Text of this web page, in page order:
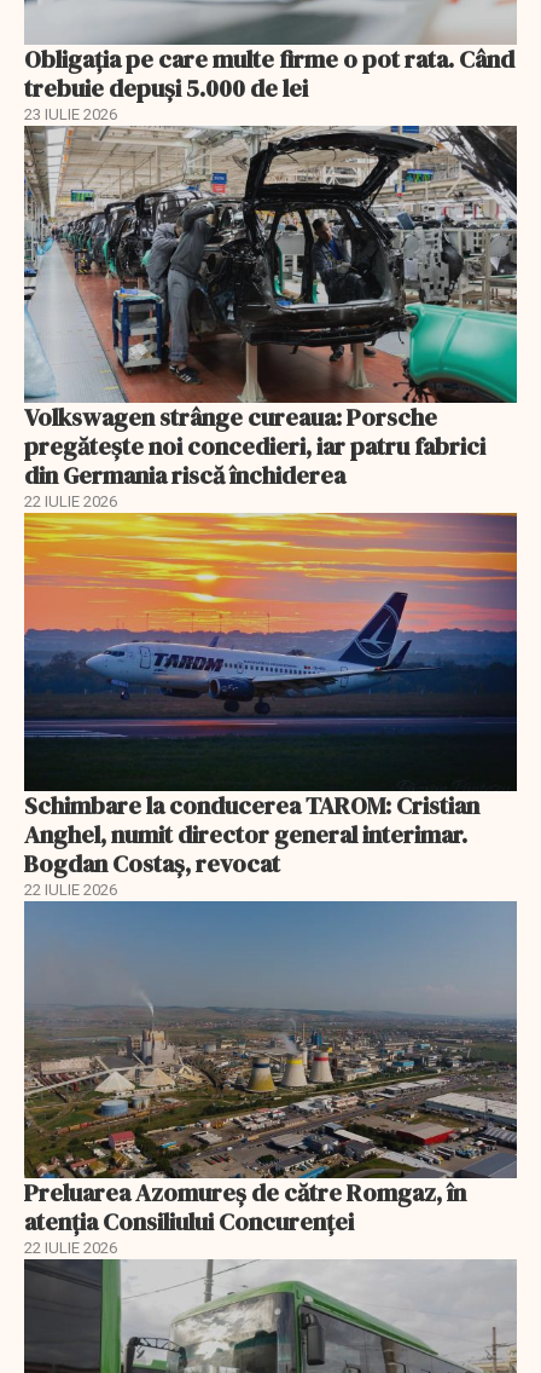
Obligația pe care multe firme o pot rata. Când
trebuie depuși 5.000 de lei
23 IULIE 2026
Volkswagen strânge cureaua: Porsche
pregătește noi concedieri, iar patru fabrici
din Germania riscă închiderea
22 IULIE 2026
Schimbare la conducerea TAROM: Cristian
Anghel, numit director general interimar.
Bogdan Costaș, revocat
22 IULIE 2026
Preluarea Azomureş de către Romgaz, în
atenţia Consiliului Concurenţei
22 IULIE 2026